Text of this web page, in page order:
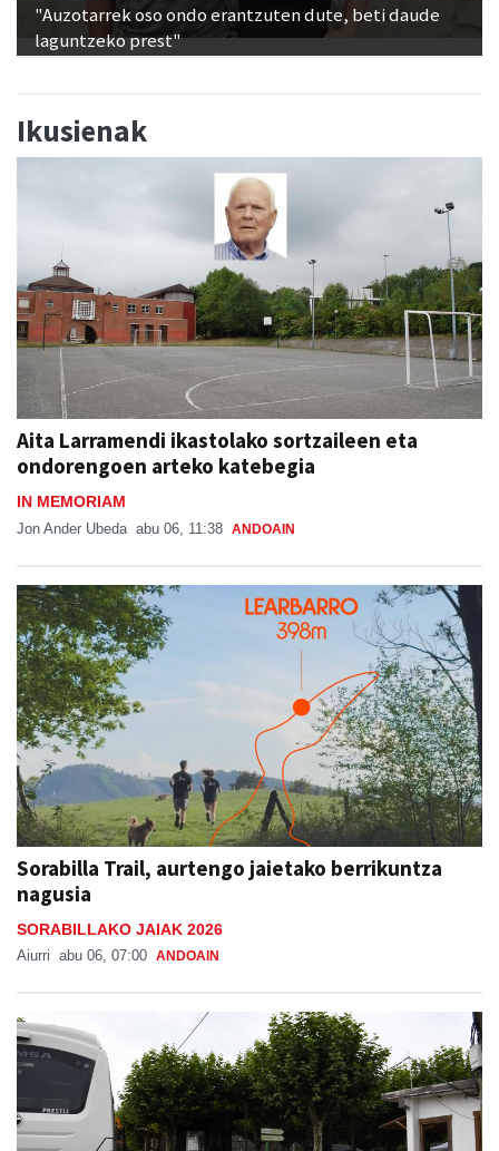
"Auzotarrek oso ondo erantzuten dute, beti daude
laguntzeko prest"
Ikusienak
Aita Larramendi ikastolako sortzaileen eta
ondorengoen arteko katebegia
IN MEMORIAM
Jon Ander Ubeda abu 06, 11:38 ANDOAIN
Sorabilla Trail, aurtengo jaietako berrikuntza
nagusia
SORABILLAKO JAIAK 2026
Aiurri abu 06, 07:00 ANDOAIN